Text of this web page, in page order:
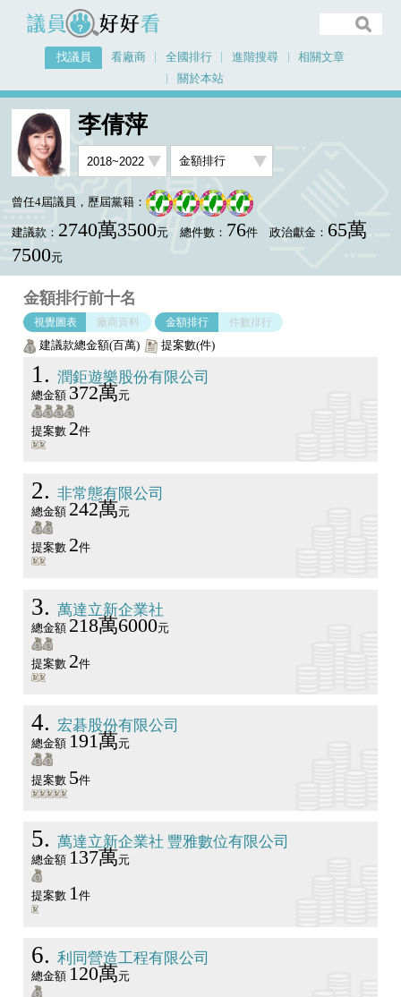
議員好好看
找議員 看廠商 全國排行 進階搜尋
相關文章
關於本站
首頁 找議員
李倩萍
曾任4屆議員，歷屆黨籍：
建議款： 2740萬3500元 總件數： 76件 政治獻金： 65萬
7500元
金額排行前十名
視覺圖表 廠商資料 金額排行 件數排行
建議款總金額(百萬) 提案數(件)
1 潤鉅遊樂股份有限公司
總金額 372萬元
提案數 2件
2 非常態有限公司
總金額 242萬元
提案數 2件
3 萬達立新企業社
總金額 218萬6000元
提案數 2件
4 宏碁股份有限公司
總金額 191萬元
提案數 5件
5 萬達立新企業社 豐雅數位有限公司
總金額 137萬元
提案數 1件
6 利同營造工程有限公司
總金額 120萬元